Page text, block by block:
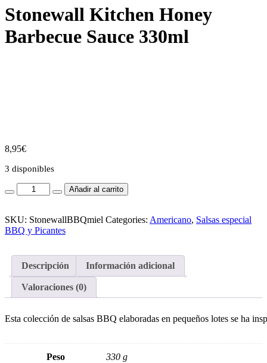
Stonewall Kitchen Honey
Barbecue Sauce 330ml
8,95€
3 disponibles
Stonewall
Kitchen
Barbecue
Sauce
Añadir al carrito
SKU: StonewallBBQmiel Categories: Americano, Salsas especial
BBQ y Picantes
Descripción Información adicional
Valoraciones (0)
Esta colección de salsas BBQ elaboradas en pequeños lotes se ha
Peso 330 g